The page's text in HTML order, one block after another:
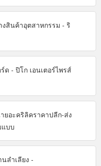
สินค้าอุตสาหกรรม - ริ
- ปิโก เอนเตอร์ไพรส์
ยอะคริลิคราคาปลีก-ส่ง
บบ
ลำเลียง -